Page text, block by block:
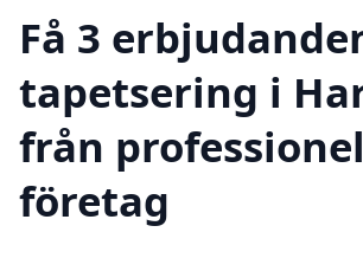
Få 3
tapetsering i
från
företag